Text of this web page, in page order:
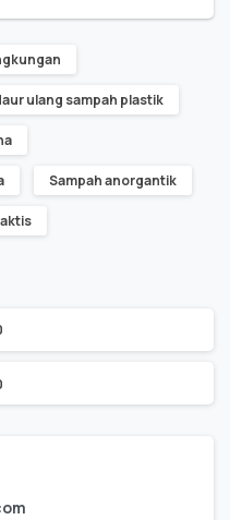
ulang sampah plastik
Sampah anorgantik